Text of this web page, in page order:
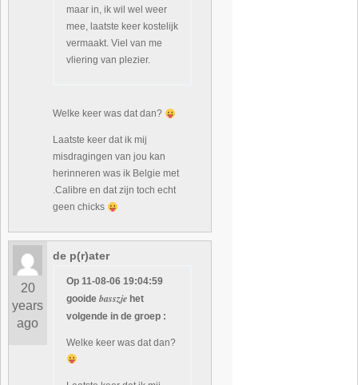
maar in, ik wil wel weer
mee, laatste keer kostelijk
vermaakt. Viel van me
vliering van plezier.
Welke keer was dat dan?
Laatste keer dat ik mij
misdragingen van jou kan
herinneren was ik Belgie met
.Calibre en dat zijn toch echt
geen chicks
20
years
ago
de p(r)ater
Op 11-08-06 19:04:59
gooidebasszje het
volgende in de groep :
Welke keer was dat dan?